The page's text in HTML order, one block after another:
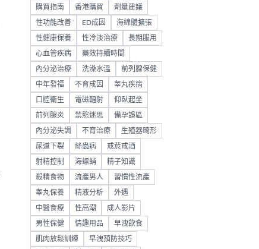
購買指南 香港購買 劑量建議
性功能改善 ED成因 海綿體擴張
性健康保養 性冷淡治療 長期服用
心血管疾病 藥效持續時間
內分泌治療 洗澡水溫 前列腺保健
中年發福 不育成因 睾丸疾病
口腔衛生 電磁輻射 仰臥起坐
前列腺炎 禁慾迷思 備孕誤區
內分泌失調 不育治療 生殖器畸形
尿道下裂 絲蟲病 戒菸戒酒
射精控制 海螵蛸 精子知識
殺精食物 流產男人 習慣性流產
睾丸保養 精液分析 外遇
中醫食療 性高潮 成人影片
男性保健 情趣用品 早洩飲食
肌肉放鬆訓練 早洩預防技巧